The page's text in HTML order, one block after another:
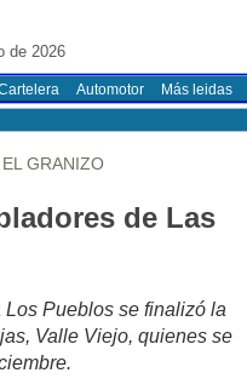
de 2026
Automotor Más leidas
GRANIZO
de Las
Pueblos se finalizó la
Valle Viejo, quienes se